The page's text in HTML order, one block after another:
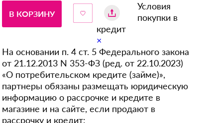
В КОРЗИНУ
Условия
покупки в
кредит
×
На основании п. 4 ст. 5 Федерального закона
от 21.12.2013 N 353-ФЗ (ред. от 22.10.2023)
«О потребительском кредите (займе)»,
партнеры обязаны размещать юридическую
информацию о рассрочке и кредите в
магазине и на сайте, если продают в
рассрочку и кредит: